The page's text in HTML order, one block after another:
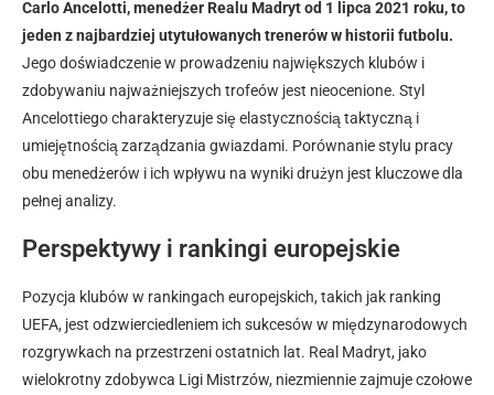
Carlo Ancelotti, menedżer Realu Madryt od 1 lipca 2021 roku, to
jeden z najbardziej utytułowanych trenerów w historii futbolu.
Jego doświadczenie w prowadzeniu największych klubów i
zdobywaniu najważniejszych trofeów jest nieocenione. Styl
Ancelottiego charakteryzuje się elastycznością taktyczną i
umiejętnością zarządzania gwiazdami. Porównanie stylu pracy
obu menedżerów i ich wpływu na wyniki drużyn jest kluczowe dla
pełnej analizy.
Perspektywy i rankingi europejskie
Pozycja klubów w rankingach europejskich, takich jak ranking
UEFA, jest odzwierciedleniem ich sukcesów w międzynarodowych
rozgrywkach na przestrzeni ostatnich lat. Real Madryt, jako
wielokrotny zdobywca Ligi Mistrzów, niezmiennie zajmuje czołowe